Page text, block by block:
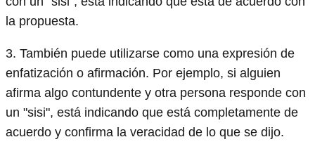
la propuesta.
3. También puede utilizarse como una expresión de
enfatización o afirmación. Por ejemplo, si alguien
afirma algo contundente y otra persona responde con
un "sisi", está indicando que está completamente de
acuerdo y confirma la veracidad de lo que se dijo.